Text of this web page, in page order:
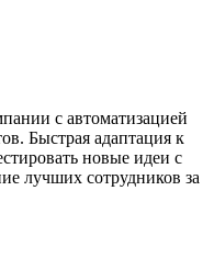
с автоматизацией
Быстрая адаптация к
новые идеи с
лучших сотрудников за